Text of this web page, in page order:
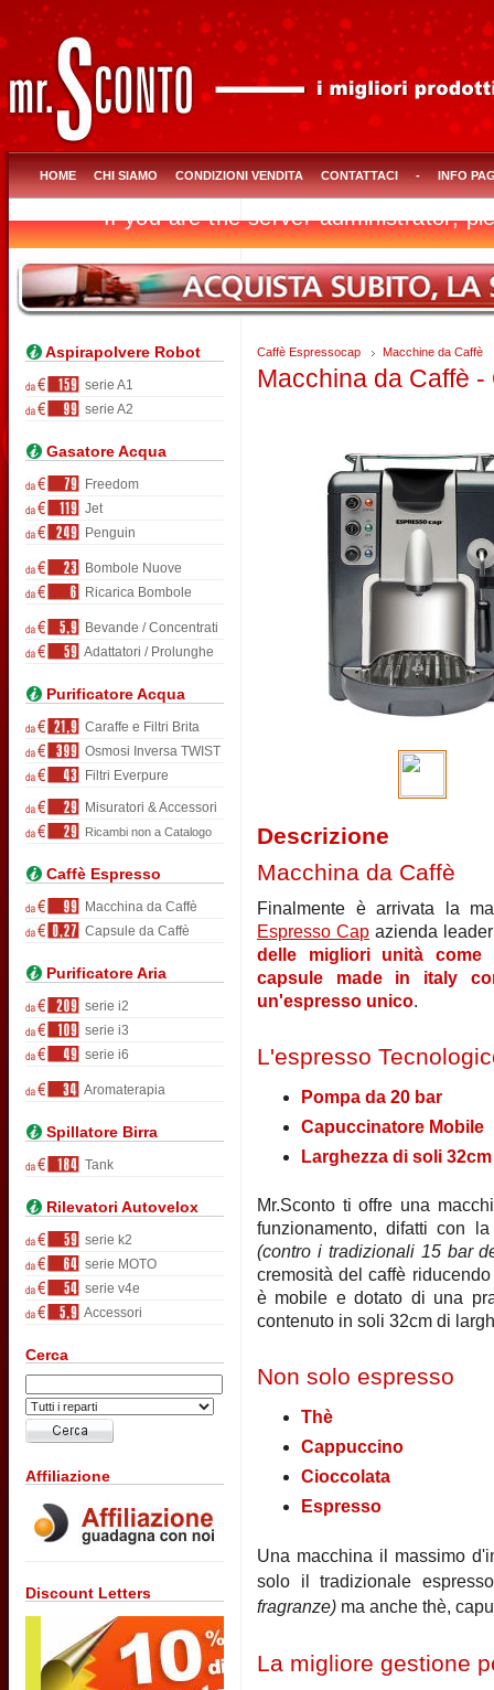
HOME CHI SIAMO CONDIZIONI VENDITA CONTATTACI - INFO
Aspirapolvere Robot
serie A1
serie A2
Gasatore Acqua
Freedom
Jet
Penguin
Bombole Nuove
Ricarica Bombole
Bevande / Concentrati
Adattatori / Prolunghe
Purificatore Acqua
Caraffe e Filtri Brita
Osmosi Inversa TWIST
Filtri Everpure
Misuratori & Accessori
Ricambi non a Catalogo
Caffè Espresso
Macchina da Caffè
Capsule da Caffè
Purificatore Aria
serie i2
serie i3
serie i6
Aromaterapia
Spillatore Birra
Tank
Rilevatori Autovelox
serie k2
serie MOTO
serie v4e
Accessori
Cerca
Affiliazione
Discount Letters
Caffè Espressocap Macchine da Caffè
Macchina da Caffè
Descrizione
Macchina da Caffè
Finalmente è arrivata la
Espresso Cap azienda
delle migliori unità come
capsule made in italy
un'espresso unico.
L'espresso
Pompa da 20 bar
Capuccinatore Mobile
Larghezza di soli 32cm
Mr.Sconto ti offre una
funzionamento, difatti con
(contro i tradizionali 15 bar
cremosità del caffè
è mobile e dotato di una
contenuto in soli 32cm di
Non solo espresso
Thè
Cappuccino
Cioccolata
Espresso
Una macchina il massimo
solo il tradizionale
fragranze) ma anche thè,
La migliore gestione